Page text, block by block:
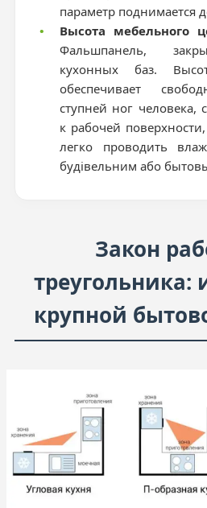
параметр поднимается
•
Высота мебельного
Фальшпанель,
кухонных баз.
обеспечивает
ступней ног человека,
к рабочей
легко проводить
будівельним або
Закон
треугольника:
крупной